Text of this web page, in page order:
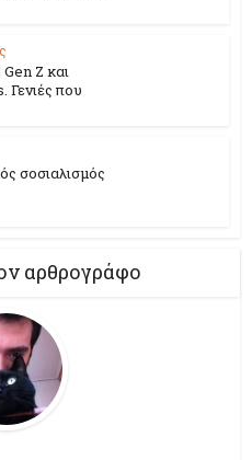
Z και
που
σοσιαλισμός
αρθρογράφο